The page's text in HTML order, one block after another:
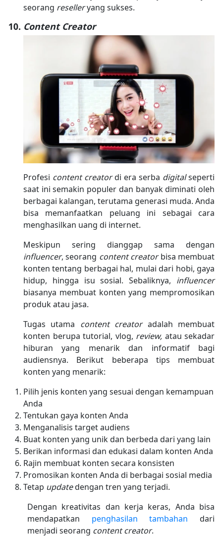
seorang reselleryang sukses.
Content Creator
Profesi content creatordi era serba digitalseperti
saat ini semakin populer dan banyak diminati oleh
berbagai kalangan, terutama generasi muda. Anda
bisa memanfaatkan peluang ini sebagai cara
menghasilkan uang di internet.
Meskipun sering dianggap sama dengan
influencer, seorang content creatorbisa membuat
konten tentang berbagai hal, mulai dari hobi, gaya
hidup, hingga isu sosial. Sebaliknya, influencer
biasanya membuat konten yang mempromosikan
produk atau jasa.
Tugas utama content creatoradalah membuat
konten berupa tutorial, vlog, review, atau sekadar
hiburan yang menarik dan informatif bagi
audiensnya. Berikut beberapa tips membuat
konten yang menarik:
Pilih jenis konten yang sesuai dengan kemampuan
Anda
Tentukan gaya konten Anda
Menganalisis target audiens
Buat konten yang unik dan berbeda dari yang lain
Berikan informasi dan edukasi dalam konten Anda
Rajin membuat konten secara konsisten
Promosikan konten Anda di berbagai sosial media
Tetap updatedengan tren yang terjadi.
Dengan kreativitas dan kerja keras, Anda bisa
mendapatkan penghasilan tambahan dari
menjadi seorang content creator.